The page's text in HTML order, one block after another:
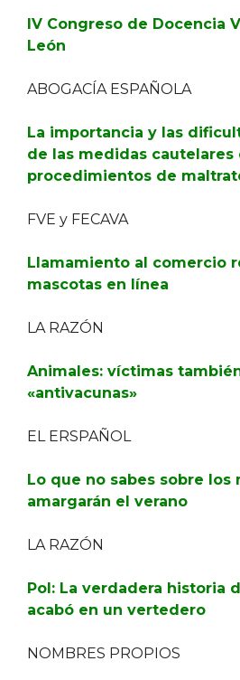
IV Congreso de Docencia
León
ABOGACÍA ESPAÑOLA
La importancia y las
de las medidas cautelares
procedimientos de
FVE y FECAVA
Llamamiento al comercio
mascotas en línea
LA RAZÓN
Animales: víctimas
«antivacunas»
EL ERSPAÑOL
Lo que no sabes sobre
amargarán el verano
LA RAZÓN
Pol: La verdadera historia
acabó en un vertedero
NOMBRES PROPIOS